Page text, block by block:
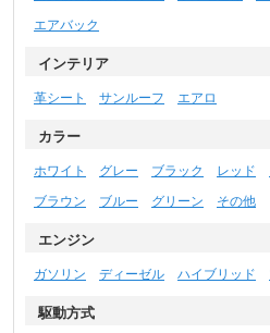
エアバック
インテリア
革シート サンルーフ エアロ
カラー
ホワイト グレー ブラック レッド
ブラウン
ブルー グリーン その他
エンジン
ガソリン ディーゼル ハイブリッド
駆動方式